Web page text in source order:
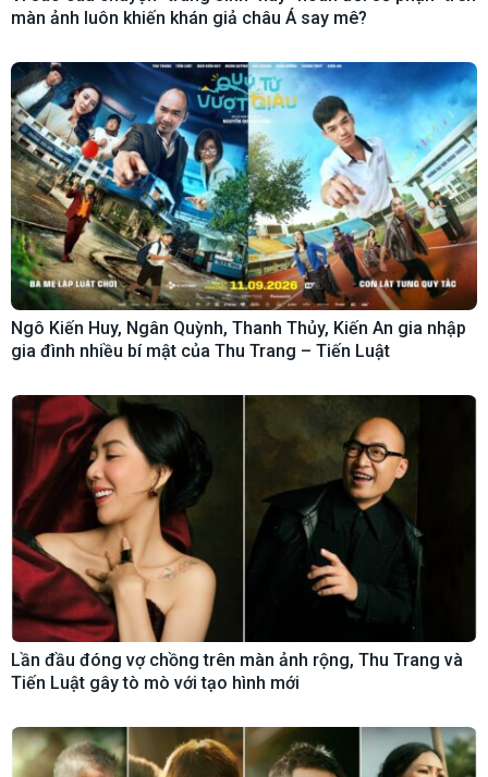
màn ảnh luôn khiến khán giả châu Á say mê?
Ngô Kiến Huy, Ngân Quỳnh, Thanh Thủy, Kiến An gia nhập
gia đình nhiều bí mật của Thu Trang – Tiến Luật
Lần đầu đóng vợ chồng trên màn ảnh rộng, Thu Trang và
Tiến Luật gây tò mò với tạo hình mới